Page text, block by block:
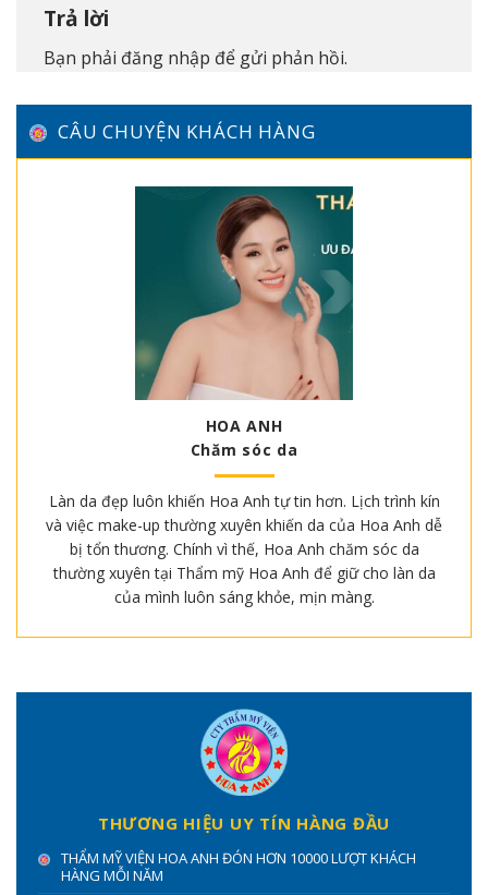
Trả lời
Bạn phải đăng nhập để gửi phản hồi.
CÂU CHUYỆN KHÁCH HÀNG
HOA ANH
Chăm sóc da
Làn da đẹp luôn khiến Hoa Anh tự tin hơn. Lịch trình kín
và việc make-up thường xuyên khiến da của Hoa Anh dễ
bị tổn thương. Chính vì thế, Hoa Anh chăm sóc da
thường xuyên tại Thẩm mỹ Hoa Anh để giữ cho làn da
của mình luôn sáng khỏe, mịn màng.
THƯƠNG HIỆU UY TÍN HÀNG ĐẦU
THẨM MỸ VIỆN HOA ANH ĐÓN HƠN 10000 LƯỢT KHÁCH
HÀNG MỖI NĂM